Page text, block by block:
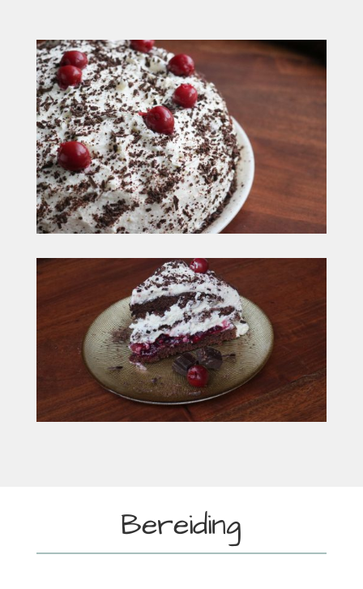
Bereiding